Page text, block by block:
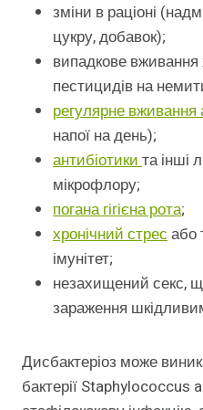
зміни в раціоні
цукру, добавок);
випадкове вживання
пестицидів на
регулярне вживання
напої на день);
антибіотикита інші
мікрофлору;
погана гігієна рота;
хронічний стресабо
імунітет;
незахищений секс,
зараження
Дисбактеріоз може
бактерії Staphylococcus